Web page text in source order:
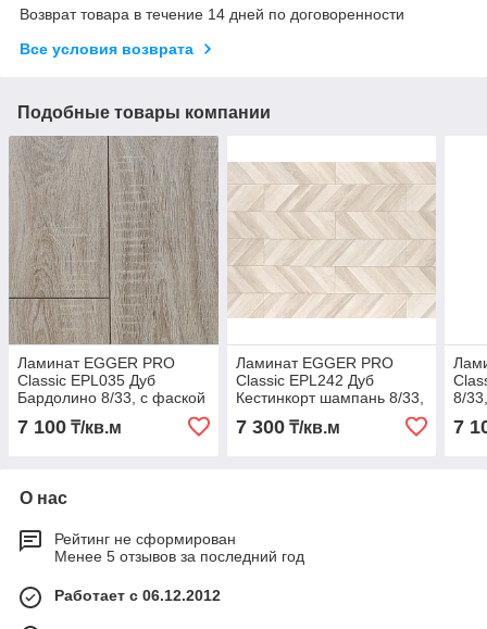
Возврат товара в течение 14 дней по договоренности
Все условия возврата
Подобные товары компании
Ламинат EGGER PRO
Classic EPL035 Дуб
Бардолино 8/33, с фаской
7 100 ₸/кв.м
Ламинат EGGER PRO
Classic EPL242 Дуб
Кестинкорт шампань 8/33,
с фаской
7 300₸/кв.м
8/
7
О нас
Рейтинг не сформирован
Менее 5 отзывов за последний год
Работает с 06.12.2012